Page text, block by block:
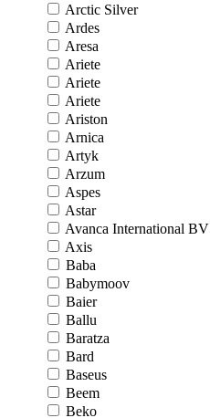
Arctic Silver
Ardes
Aresa
Ariete
Ariete
Ariete
Ariston
Arnica
Artyk
Arzum
Aspes
Astar
Avanca International BV
Axis
Baba
Babymoov
Baier
Ballu
Baratza
Bard
Baseus
Beem
Beko